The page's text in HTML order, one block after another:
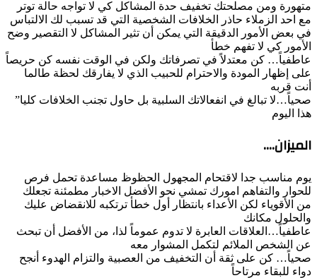
متهورة ومن مصلحتك تخفيف حدة المشاكل كي لا تواجه حالة توتر
مع احد الزملاء حاذر الخلافات الشخصية التي قد تسبب لك الالتباس
في بعض الأمور الدقيقة التي يمكن أن تثير المشاكل لا التقصير وضح
الأمور كي لا تفهم خطأ
عاطفياً… كن معتدلاً في تصرفاتك ولكن في الوقت نفسه كن حريصاً
على إظهار المودة والاحترام للحبيب الذي لا يفارقك لحظة طالما
أنت قربه
صحياً…لا تبالغ في انفعالاتك السلبية بل حاول تجنب الخلافات كليا”
هذا اليوم
الميزان….
يوم مناسب جدا لاقتحام المجهول الحظوظ مساعدة تحمل فرص
للحوار والتفاهم امورك تمشي نحو الأفضل الاخبار مطمئنة تجعلك
من الأقوياء لكن الأعداء بانتظار أول خطأ ترتكبه للانقضاض عليك
والحلول مكانك
عاطفياً…العلاقات العابرة لا تدوم عموماً لذا، من الأفضل أن تبحث
عن الشخص الملائم لتكمل المشوار معه
صحياً… كن على ثقة أن التخفيف من العصبية والتزام الهدوء أنجح
دواء للبقاء مرتاحاً